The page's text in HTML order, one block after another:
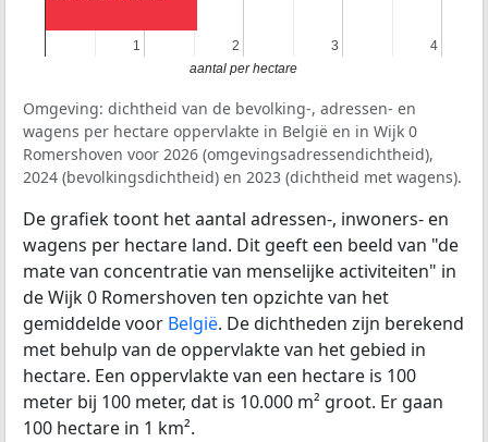
1
1 2
2 3
3 4
4
aantal per hectare
Omgeving: dichtheid van de bevolking-, adressen- en
wagens per hectare oppervlakte in België en in Wijk 0
Romershoven voor 2026 (omgevingsadressendichtheid),
2024 (bevolkingsdichtheid) en 2023 (dichtheid met wagens).
De grafiek toont het aantal adressen-, inwoners- en
wagens per hectare land. Dit geeft een beeld van "de
mate van concentratie van menselijke activiteiten" in
de Wijk 0 Romershoven ten opzichte van het
gemiddelde voor België. De dichtheden zijn berekend
met behulp van de oppervlakte van het gebied in
hectare. Een oppervlakte van een hectare is 100
meter bij 100 meter, dat is 10.000 m² groot. Er gaan
100 hectare in 1 km².